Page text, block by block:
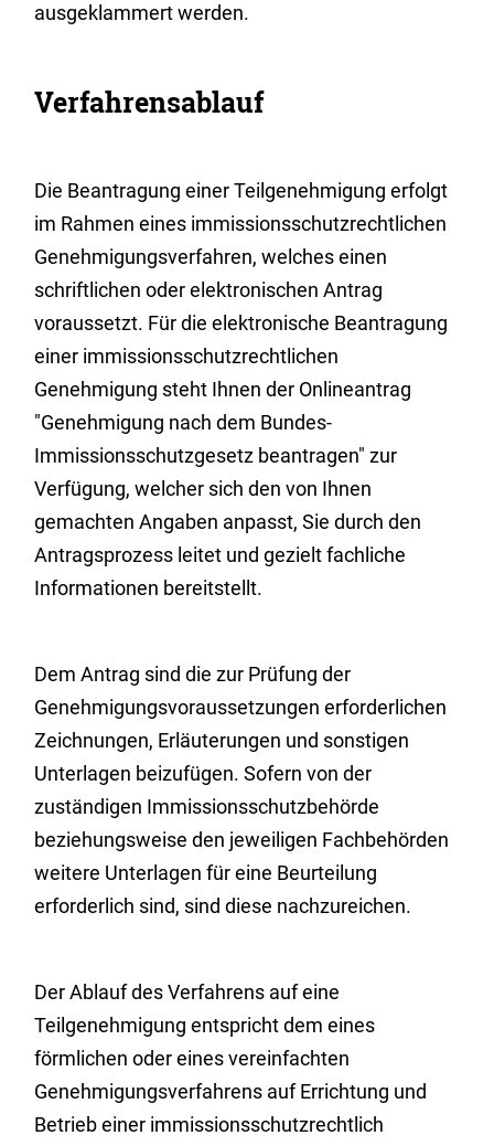
ausgeklammert werden.
Verfahrensablauf
Die Beantragung einer Teilgenehmigung erfolgt
im Rahmen eines immissionsschutzrechtlichen
Genehmigungsverfahren, welcheseinen
schriftlichen oder elektronischen Antrag
voraussetzt. Für die elektronische Beantragung
einer immissionsschutzrechtlichen
Genehmigung steht Ihnen der Onlineantrag
"Genehmigung nach dem Bundes-
Immissionsschutzgesetz beantragen" zur
Verfügung, welcher sich den von Ihnen
gemachten Angaben anpasst, Sie durch den
Antragsprozess leitet und gezielt fachliche
Informationen bereitstellt.
Dem Antrag sind die zur Prüfung der
Genehmigungsvoraussetzungen erforderlichen
Zeichnungen, Erläuterungen und sonstigen
Unterlagen beizufügen. Sofern von der
zuständigen Immissionsschutzbehörde
beziehungsweise den jeweiligen Fachbehörden
weitere Unterlagen für eine Beurteilung
erforderlich sind, sind diese nachzureichen.
Der Ablauf des Verfahrens auf eine
Teilgenehmigung entspricht dem eines
förmlichen oder eines vereinfachten
Genehmigungsverfahrens auf Errichtung und
Betrieb einer immissionsschutzrechtlich